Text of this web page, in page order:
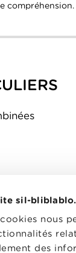
sil-
nous
des
compréhension.